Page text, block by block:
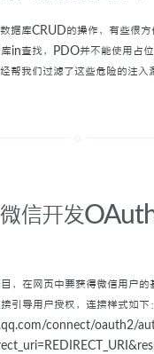
据库CRUD的操作，有些很方
in查找，PDO并不能使用占位
帮我们过滤了这些危险的注入
信开发
，在网页中要获得微信用户的
引导用户授权，连接样式如下：
connect/oauth2/